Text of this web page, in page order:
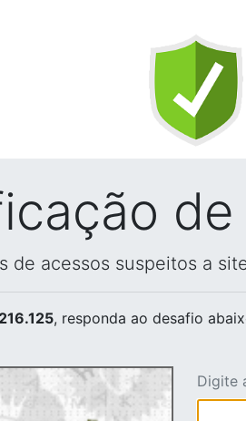
de acessos suspeitos a
, responda ao desafio
Digite